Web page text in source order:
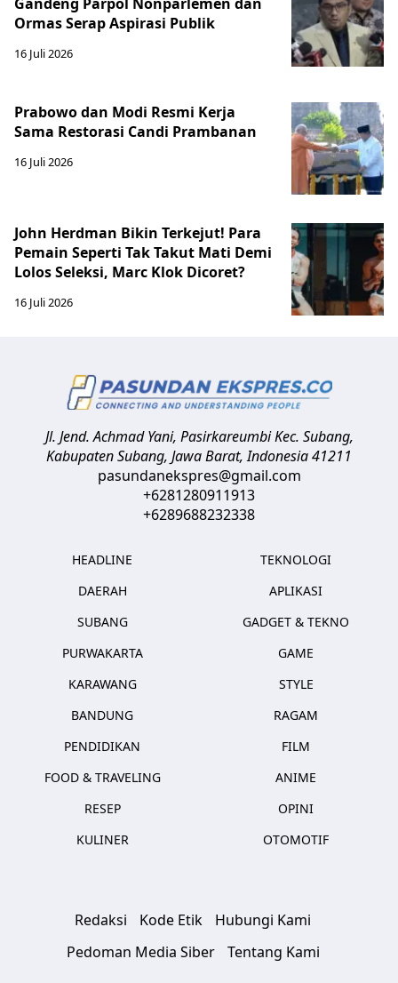
Ormas Serap Aspirasi Publik
16 Juli 2026
Prabowo dan Modi Resmi Kerja
Sama Restorasi Candi Prambanan
16 Juli 2026
John Herdman Bikin Terkejut! Para
Pemain Seperti Tak Takut Mati Demi
Lolos Seleksi, Marc Klok Dicoret?
16 Juli 2026
Jl. Jend. Achmad Yani, Pasirkareumbi Kec. Subang,
Kabupaten Subang, Jawa Barat,Indonesia41211
pasundanekspres@gmail.com
+6281280911913
+6289688232338
HEADLINE
DAERAH
SUBANG
PURWAKARTA
KARAWANG
BANDUNG
PENDIDIKAN
FOOD & TRAVELING
RESEP
KULINER
TEKNOLOGI
APLIKASI
GADGET & TEKNO
GAME
STYLE
RAGAM
FILM
ANIME
OPINI
OTOMOTIF
Redaksi Kode Etik
Hubungi Kami
Pedoman Media Siber
Tentang Kami